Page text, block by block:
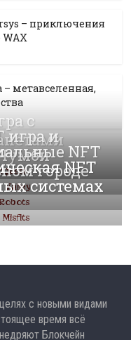
– приключения
метавселенная,
с
игра и
NFT
городе
NFT
системах
с новыми видами
время всё
Блокчейн